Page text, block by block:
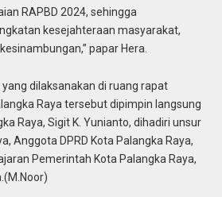
RAPBD 2024, sehingga
kesejahteraan masyarakat,
papar Hera.
dilaksanakan di ruang rapat
Raya tersebut dipimpin langsung
Raya, Sigit K. Yunianto, dihadiri unsur
Anggota DPRD Kota Palangka Raya,
Pemerintah Kota Palangka Raya,